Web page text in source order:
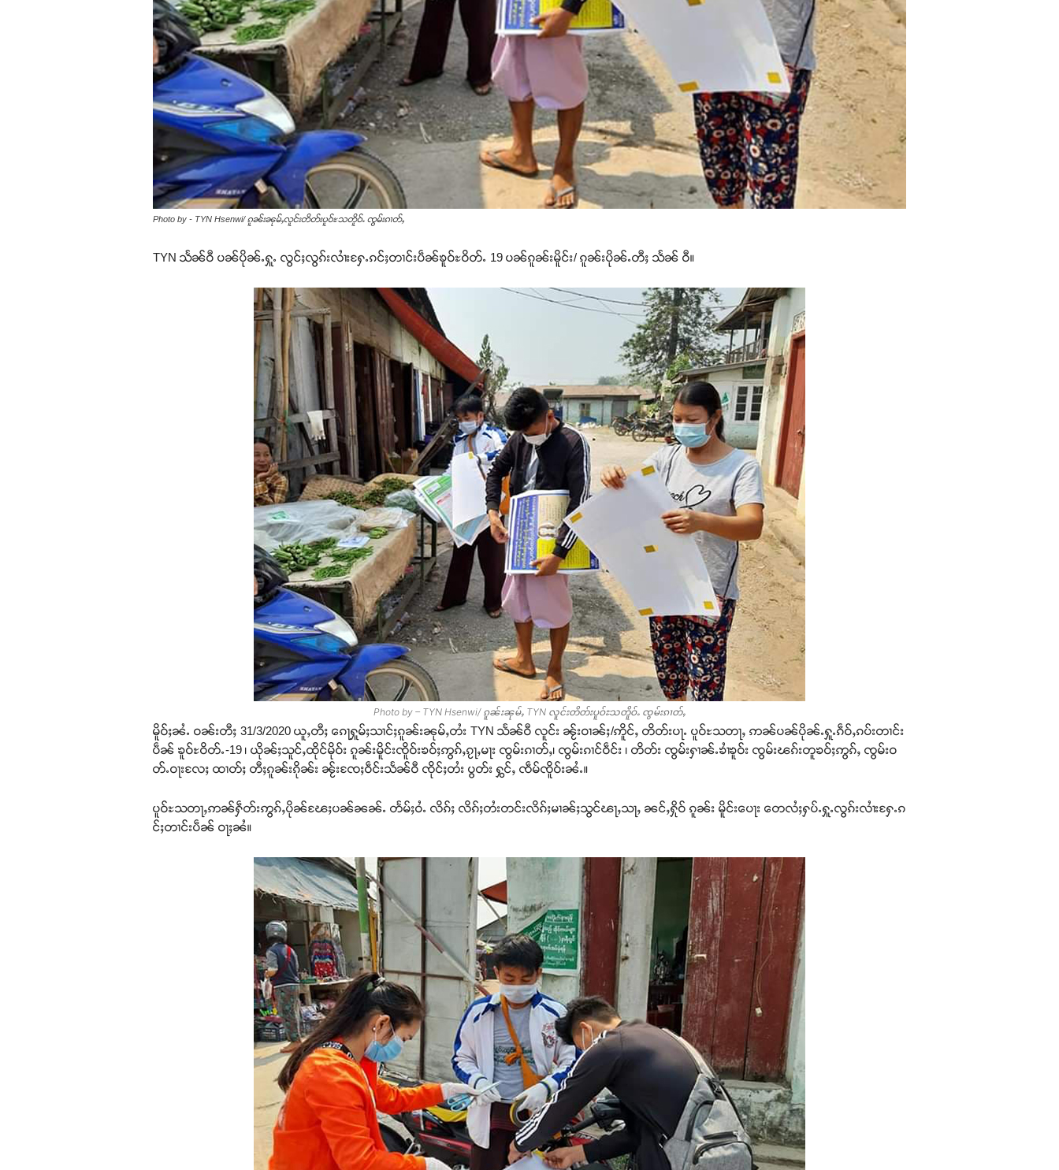
Photo by - TYN Hsenwi/ ၵူၼ်းၼုမ်ႇလူင်းတိတ်းပူဝ်ႊသတိူဝ်ႉ ၸွမ်းၵၢတ်ႇ
TYN သႅၼ်ဝီ ပၼ်ပိုၼ်ႉႁူႉ လွင်ႈလွၵ်းလၢႆးႁႄႉၵင်ႈတၢင်းပဵၼ်ၶူဝ်ႊဝိတ်ႉ 19 ပၼ်ၵူၼ်းမိူင်း/ ၵူၼ်းပိုၼ်ႉတီႈ သႅၼ် ဝီ။
Photo by – TYN Hsenwi/ ၵူၼ်းၼုမ်ႇ TYN လူင်းတိတ်းပူဝ်ႊသတိူဝ်ႉ ၸွမ်းၵၢတ်ႇ
မိူဝ်ႈၼႆႉ ဝၼ်းတီႈ 31/3/2020 ယူႇတီႈ ၵေႃႁူမ်ႈသၢင်ႈၵူၼ်းၼုမ်ႇတႆး TYN သႅၼ်ဝီ လူင်း ၼႂ်းဝၢၼ်ႈ/ဢိူင်ႇ တိတ်းပႃႉ ပူဝ်ႊသတႃႇ ဢၼ်ပၼ်ပိုၼ်ႉႁူႉၵဵဝ်ႇၵပ်းတၢင်း
ပဵၼ် ၶူဝ်ႊဝိတ်ႉ-19 ၊ ယိုၼ်ႈသူင်ႇထိုင်မိုဝ်း ၵူၼ်းမိူင်းၸိူဝ်းၶဝ်ႈဢွၵ်ႇၵႂႃႇမႃး ၸွမ်းၵၢတ်ႇ၊ ၸွမ်းၵၢင်ဝဵင်း ၊ တိတ်း ၸွမ်းႁၢၼ်ႉၶၢႆၶူဝ်း ၸွမ်းၽၵ်းတူၶဝ်ႈဢွၵ်ႇ ၸွမ်းဝ
တ်ႉဝႃးလႄႈ ထၢတ်ႈ တီႈၵူၼ်းၵိုၼ်း ၼႂ်းၸႄႈဝဵင်းသႅၼ်ဝီ ၸိုင်ႈတႆး ပွတ်း ႁွင်ႇ ၸဵမ်ၸိူဝ်းၼႆႉ။
ပူဝ်ႊသတႃႇဢၼ်ႁဵတ်းဢွၵ်ႇပိုၼ်ၽႄႈပၼ်ၼၼ်ႉ တႅမ်ႈဝႆႉ လိၵ်ႈ လိၵ်ႈတႆးတင်းလိၵ်ႈမၢၼ်ႈသွင်ၽႃႇသႃႇ ၼင်ႇႁိုဝ် ၵူၼ်း မိူင်းပေႃး တေလႆႈႁပ်ႉႁူႉလွၵ်းလၢႆးႁႄႉၵ
င်ႈတၢင်းပဵၼ် ဝႃႈၼႆ။